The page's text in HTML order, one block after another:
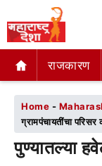
राजकारण
राजकारण
Home -
ग्रामपंचायतींचा
पुण्यातल्या